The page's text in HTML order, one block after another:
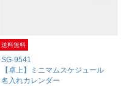
送料無料
SG-9541
【卓上】ミニマムスケジュール
名入れカレンダー